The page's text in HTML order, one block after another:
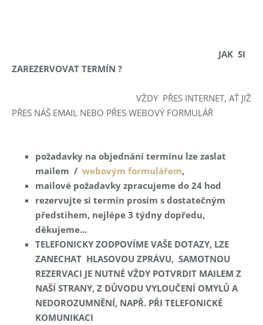
JAK SI
ZAREZERVOVAT TERMÍN ?
VŽDY PŘES INTERNET, AŤ JIŽ
PŘES NÁŠ EMAIL NEBO PŘES WEBOVÝ FORMULÁŘ
požadavky na objednání termínu lze zaslat
mailem / webovým formulářem,
mailové požadavky zpracujeme do 24 hod
rezervujte si termín prosím s dostatečným
předstihem, nejlépe 3 týdny dopředu,
děkujeme...
TELEFONICKY ZODPOVÍME VAŠE DOTAZY, LZE
ZANECHAT HLASOVOU ZPRÁVU, SAMOTNOU
REZERVACI JE NUTNÉ VŽDY POTVRDIT MAILEM Z
NAŠÍ STRANY, Z DŮVODU VYLOUČENÍ OMYLŮ A
NEDOROZUMNĚNÍ, NAPŘ. PŘI TELEFONICKÉ
KOMUNIKACI